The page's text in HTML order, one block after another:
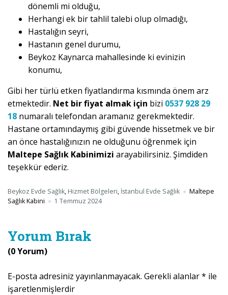
dönemli mi olduğu,
Herhangi ek bir tahlil talebi olup olmadığı,
Hastalığın seyri,
Hastanın genel durumu,
Beykoz Kaynarca mahallesinde ki evinizin
konumu,
Gibi her türlü etken fiyatlandırma kısmında önem arz
etmektedir. Net bir fiyat almak için bizi 0537 928 29
18 numaralı telefondan aramanız gerekmektedir.
Hastane ortamındaymış gibi güvende hissetmek ve bir
an önce hastalığınızın ne olduğunu öğrenmek için
Maltepe Sağlık Kabinimizi arayabilirsiniz. Şimdiden
teşekkür ederiz.
Beykoz Evde Sağlık, Hizmet Bölgeleri, İstanbul Evde Sağlık
Maltepe
Sağlık Kabini
1 Temmuz 2024
Yorum Bırak
(0 Yorum)
E-posta adresiniz yayınlanmayacak. Gerekli alanlar* ile
işaretlenmişlerdir